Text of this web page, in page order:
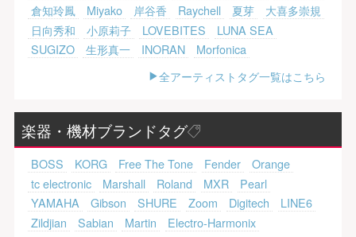
倉知玲鳳
Miyako 岸谷香 Raychell 夏芽
大喜多崇規
日向秀和
小原莉子 LOVEBITES
LUNA SEA
SUGIZO
生形真一 INORAN
Morfonica
全アーティストタグ一覧はこちら
楽器・機材ブランドタグ
BOSS KORG Free The Tone Fender
Orange
tc electronic
Marshall Roland MXR
Pearl
YAMAHA
Gibson SHURE Zoom Digitech
LINE6
Zildjian
Sabian Martin
Electro-Harmonix